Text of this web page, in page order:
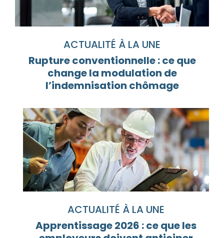
ACTUALITÉ À LA UNE
Rupture conventionnelle : ce que
change la modulation de
l’indemnisation chômage
ACTUALITÉ À LA UNE
Apprentissage 2026 : ce que les